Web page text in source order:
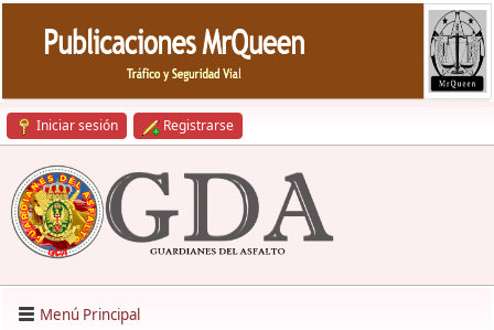
Iniciar sesión Registrarse
Menú Principal